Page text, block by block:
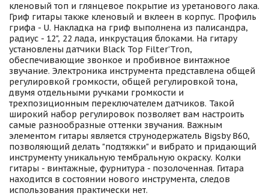
кленовый топ и глянцевое покрытие из уретанового лака.
Гриф гитары также кленовый и вклеен в корпус. Профиль
грифа - U. Накладка на гриф выполнена из палисандра,
радиус - 12", 22 лада, инкрустация блоками. На гитару
установлены датчики Black Top Filter'Tron,
обеспечивающие звонкое и пробивное винтажное
звучание. Электроника инструмента представлена общей
регулировкой громкости, общей регулировкой тона,
двумя отдельными ручками громкости и
трехпозиционным переключателем датчиков. Такой
широкий набор регулировок позволяет вам настроить
самые разнообразные оттенки звучания. Важным
элементом гитары является струнодержатель Bigsby B60,
позволяющий делать "подтяжки" и вибрато и придающий
инструменту уникальную тембральную окраску. Колки
гитары - винтажные, фурнитура - позолоченная. Гитара
находится в состоянии нового инструмента, следов
использования практически нет.